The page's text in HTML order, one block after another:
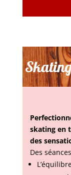
skating en
des
Des